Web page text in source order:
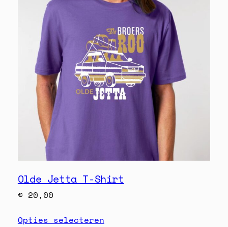
Olde Jetta T-Shirt
€ 20,00
Opties selecteren